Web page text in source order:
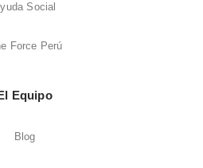
Social
Force Perú
Equipo
Blog